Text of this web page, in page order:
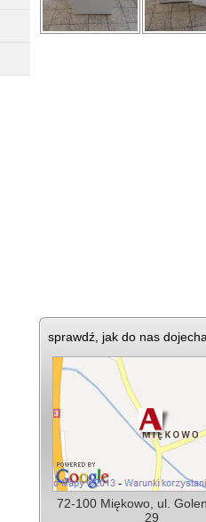
sprawdź, jak do nas
72-100 Miękowo, ul.
29